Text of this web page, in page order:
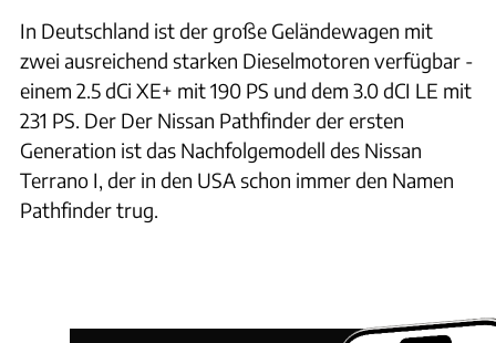
In Deutschland ist der große Geländewagen mit
zwei ausreichend starken Dieselmotoren verfügbar -
einem 2.5 dCi XE+ mit 190 PS und dem 3.0 dCI LE mit
231 PS. Der Der Nissan Pathfinder der ersten
Generation ist das Nachfolgemodell des Nissan
Terrano I, der in den USA schon immer den Namen
Pathfinder trug.